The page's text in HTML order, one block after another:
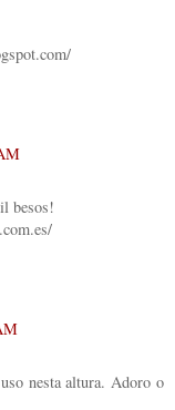
besos!
nesta altura. Adoro o